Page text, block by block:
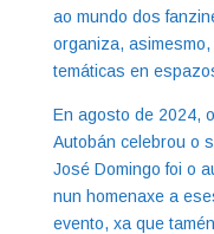
ao mundo dos
organiza,
temáticas en
En agosto de 2024,
Autobán celebrou o
José Domingo foi o
nun homenaxe a
evento, xa que